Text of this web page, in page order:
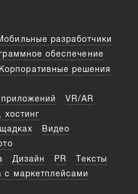
можно гордиться
в сфере логистики
автоматизации
морского
(или фуллстек)
роли в
UX/UI дизайнер,
end developer
(Laravel/vue.js).
2х недельными
Вам наверняка
разработчики
обеспечение
Корпоративные решения
VR/AR
хостинг
Видео
Дизайн PR
Тексты
с маркетплейсами